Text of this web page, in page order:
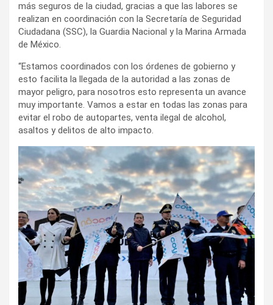
más seguros de la ciudad, gracias a que las labores se
realizan en coordinación con la Secretaría de Seguridad
Ciudadana (SSC), la Guardia Nacional y la Marina Armada
de México.
“Estamos coordinados con los órdenes de gobierno y
esto facilita la llegada de la autoridad a las zonas de
mayor peligro, para nosotros esto representa un avance
muy importante. Vamos a estar en todas las zonas para
evitar el robo de autopartes, venta ilegal de alcohol,
asaltos y delitos de alto impacto.